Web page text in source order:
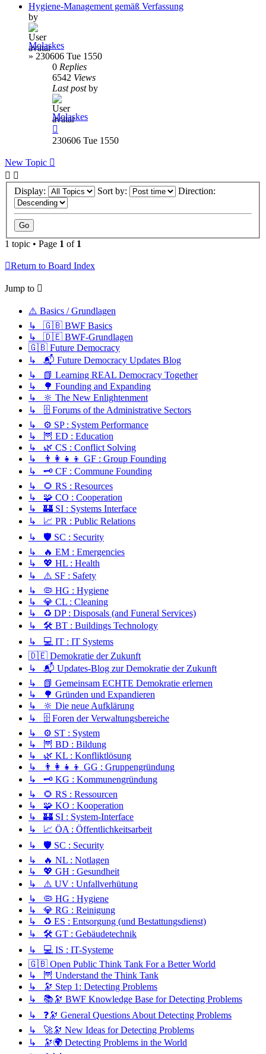
Hygiene-Management gemäß Verfassung
by
Molaskes
» 230606 Tue 1550
0 Replies
6542 Views
Last postby
Molaskes
230606 Tue 1550
New Topic
Display: Sort by: Direction:
1 topic • Page 1 of 1
Return to Board Index
Jump to
⚠️ Basics / Grundlagen
↳ 🇬🇧 BWF Basics
↳ 🇩🇪 BWF-Grundlagen
🇬🇧 Future Democracy
↳ 📬 Future Democracy Updates Blog
↳ 📗 Learning REAL Democracy Together
↳ 🌳 Founding and Expanding
↳ 🔆 The New Enlightenment
↳ 🗄️ Forums of the Administrative Sectors
↳ ⚙️ SP : System Performance
↳ 🦉 ED : Education
↳ 🌿 CS : Conflict Solving
↳ 👨‍👩‍👧‍👦 GF : Group Founding
↳ 🗝️ CF : Commune Founding
↳ 🌻 RS : Resources
↳ 🧩 CO : Cooperation
↳ 🏰 SI : Systems Interface
↳ 📈 PR : Public Relations
↳ 🛡️ SC : Security
↳ 🔥 EM : Emergencies
↳ 💖 HL : Health
↳ ⚠️ SF : Safety
↳ 🦠 HG : Hygiene
↳ 💎 CL : Cleaning
↳ ♻️ DP : Disposals (and Funeral Services)
↳ 🛠️ BT : Buildings Technology
↳ 💻 IT : IT Systems
🇩🇪 Demokratie der Zukunft
↳ 📬 Updates-Blog zur Demokratie der Zukunft
↳ 📗 Gemeinsam ECHTE Demokratie erlernen
↳ 🌳 Gründen und Expandieren
↳ 🔆 Die neue Aufklärung
↳ 🗄️ Foren der Verwaltungsbereiche
↳ ⚙️ ST : System
↳ 🦉 BD : Bildung
↳ 🌿 KL : Konfliktlösung
↳ 👨‍👩‍👧‍👦 GG : Gruppengründung
↳ 🗝️ KG : Kommunengründung
↳ 🌻 RS : Ressourcen
↳ 🧩 KO : Kooperation
↳ 🏰 SI : System-Interface
↳ 📈 ÖA : Öffentlichkeitsarbeit
↳ 🛡️ SC : Security
↳ 🔥 NL : Notlagen
↳ 💖 GH : Gesundheit
↳ ⚠️ UV : Unfallverhütung
↳ 🦠 HG : Hygiene
↳ 💎 RG : Reinigung
↳ ♻️ ES : Entsorgung (und Bestattungsdienst)
↳ 🛠️ GT : Gebäudetechnik
↳ 💻 IS : IT-Systeme
🇬🇧 Open Public Think Tank For a Better World
↳ 🦉 Understand the Think Tank
↳ 🔭 Step 1: Detecting Problems
↳ 📚🔭 BWF Knowledge Base for Detecting Problems
↳ ❓🔭 General Questions About Detecting Problems
↳ 🚀🔭 New Ideas for Detecting Problems
↳ 🔭🌍 Detecting Problems in the World